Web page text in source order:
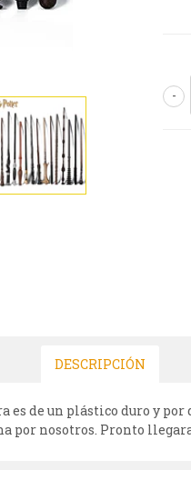
-
DESCRIPCIÓN
de un plástico duro y
por nosotros. Pronto